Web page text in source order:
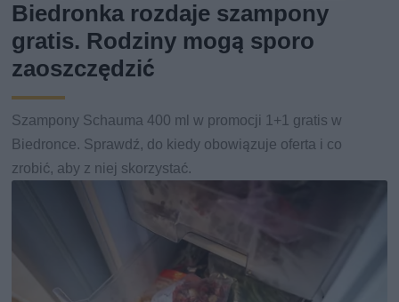
Biedronka rozdaje szampony
gratis. Rodziny mogą sporo
zaoszczędzić
Szampony Schauma 400 ml w promocji 1+1 gratis w
Biedronce. Sprawdź, do kiedy obowiązuje oferta i co
zrobić, aby z niej skorzystać.